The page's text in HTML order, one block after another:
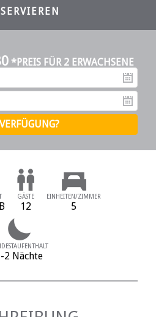
*PREIS FÜR 2 ERWACHSENE
GÄSTE
12
EINHEITEN/ZIMMER
5
2 Nächte